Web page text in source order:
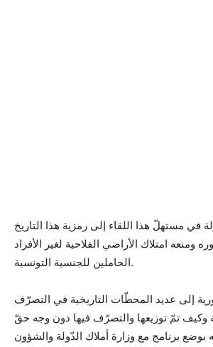
في مستهلّ هذا اللقاء إلى رمزية هذا التاريخ
ومنعه امتلاك الأراضي الفلاحية لغير الأفراد
الحاملين للجنسية التونسية.
إلى عديد المحطّات التاريخية في التصرّف
وكيف تمّ توزيعها والتصرّف فيها دون وجه حقّ
بوضع برنامج مع وزارة أملاك الدّولة والشؤون